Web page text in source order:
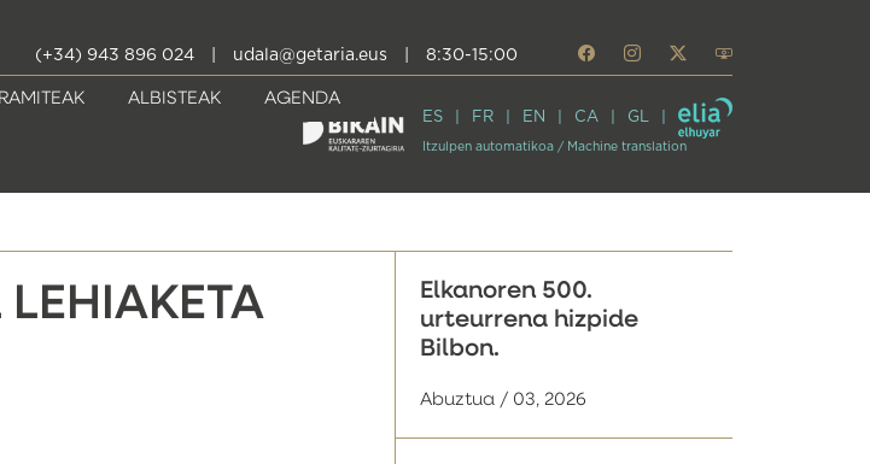
(+34) 943 896 024 udala@getaria.eus 8:30-15:00
ALBISTEAK AGENDA
ES FR EN CA GL
Itzulpen automatikoa / Machine translation
Elkanoren 500.
urteurrena hizpide
Bilbon.
Abuztua / 03, 2026